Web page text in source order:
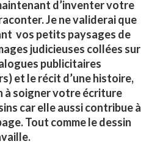
d’inventer votre
Je ne validerai que
vos petits paysages de
judicieuses collées sur
publicitaires
et le récit d’une histoire,
soigner votre écriture
car elle aussi contribue à
Tout comme le dessin